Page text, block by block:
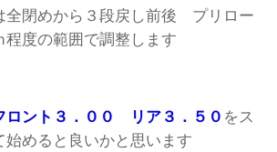
全閉めから３段戻し前後 プリロー
程度の範囲で調整します
ロント３．００ リア３．５０ をス
始めると良いかと思います